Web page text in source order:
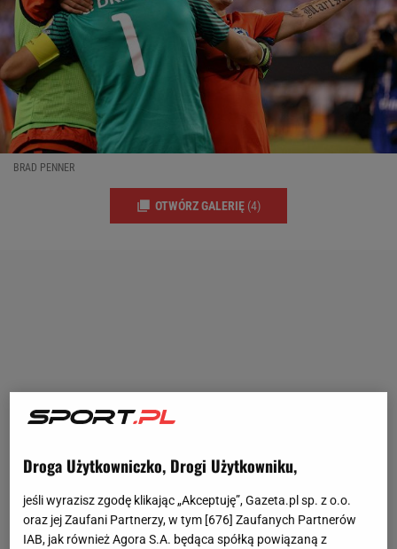
BRAD PENNER
OTWÓRZ GALERIĘ (4)
Droga Użytkowniczko, Drogi Użytkowniku,
jeśli wyrazisz zgodę klikając „Akceptuję”, Gazeta.pl sp. z o.o.
oraz jej Zaufani Partnerzy, w tym [676] Zaufanych Partnerów
IAB, jak również Agora S.A. będąca spółką powiązaną z